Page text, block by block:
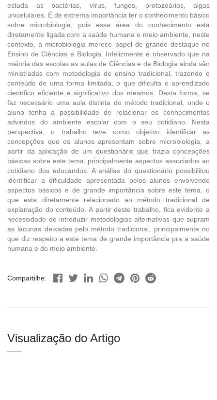
estuda as bactérias, vírus, fungos, protozoários, algas
unicelulares. É de extrema importância ter o conhecimento básico
sobre microbiologia, pois essa área do conhecimento está
diretamente ligada com a saúde humana e meio ambiente, neste
contexto, a microbiologia merece papel de grande destaque no
Ensino de Ciências e Biologia. Infelizmente é observado que na
maioria das escolas as aulas de Ciências e de Biologia ainda são
ministradas com metodologia de ensino tradicional, trazendo o
conteúdo de uma forma limitada, o que dificulta o aprendizado
científico eficiente e significativo dos mesmos. Desta forma, se
faz necessário uma aula distinta do método tradicional, onde o
aluno tenha a possibilidade de relacionar os conhecimentos
advindos do ambiente escolar com o seu cotidiano. Nesta
perspectiva, o trabalho teve como objetivo identificar as
concepções que os alunos apresentam sobre microbiologia, a
partir da aplicação de um questionário que trazia concepções
básicas sobre este tema, principalmente aspectos associados ao
cotidiano dos educandos. A análise do questionário possibilitou
identificar a dificuldade apresentada pelos alunos envolvendo
aspectos básicos e de grande importância sobre este tema, o
que esta diretamente relacionado ao método tradicional de
explanação do conteúdo. A partir deste trabalho, fica evidente a
necessidade de introduzir metodologias alternativas que supram
as lacunas deixadas pelo método tradicional, principalmente no
que diz respeito a este tema de grande importância pra a saúde
humana e do meio ambiente.
Compartilhe:
Visualização do Artigo